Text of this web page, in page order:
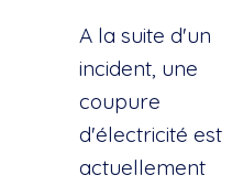
A la suite d'un
incident, une
coupure
d'électricité est
actuellement